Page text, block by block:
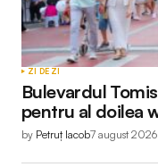
ZI DE ZI
Bulevardul
pentru al doilea
by Petruț Iacob7 august 2026